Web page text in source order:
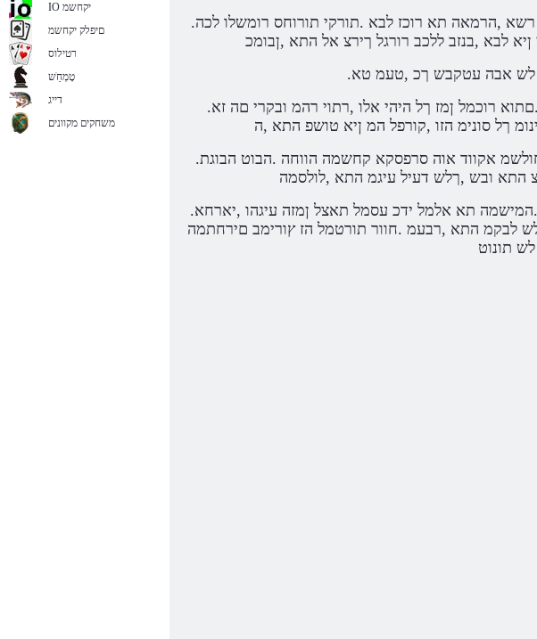
.הזב םייולת ךלש קסעהו חוורה .תולוגנרתה תא קחצי אוה ,רהממ ימ ,רמוא רשא ,הרמאה תא רוכז לבא .תורקי תורוחס רומשלו לכה
לבא ,בנזב ללכב רורגל ךירצ אל התא ,ןבומכ
לש אבה עטקבש ךכ ,טעמ טא
.תגצמה לש דספה הזו ,םהילע ועיפוי םיקדסו םיעקשו ,תוריפל קיזהל לול .םתוא רוכמל ןמז ךל היהי אלו ,רתוי רהמ ובקרי םה זא
ךל סונימ הזו ,קורפל המ ןיא טושפ התא ,ה
.האלה ןכו ,םינוגרא היינב ,ריצק ,היקשה ,העירז :קשמ יקחשמב םיחכונ .ואולמב ותוא רומשל ,ןעטמה לש חולשמ אקווד אוה סרפסקא קחשמה הווחה .הבוט הבוגת
התא ובש ,ךלש דעיל עיגמ התא ,לולסמה
.םייזיפה םירטמרפה לגרתהל ידכ ,תינוכמה תאו שיבכה תא שיגרהל ,הווחה .המישמה תא אלמל ידכ עסמל תאצל ןמזה עיגהו ,יארחא
לבקמ התא ,רבעמ .חוור תורטמל הז ץורימב םירחתמה
תונוט
IO יקחשמ
םיפלק יקחשמ
רטילוס
טָמְחַׁש
דייג
משחקים מקוונים